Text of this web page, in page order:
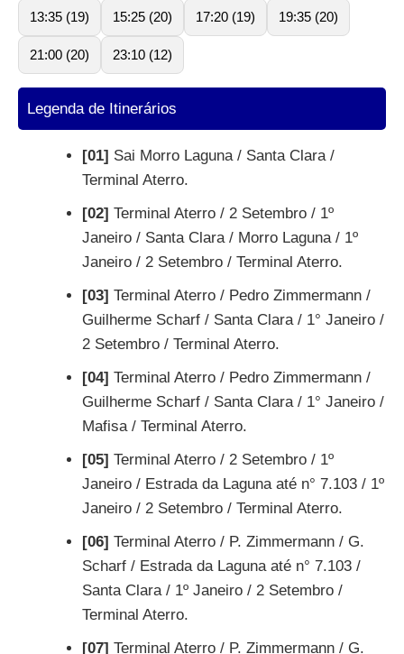
13:35 (19) 15:25 (20) 17:20 (19) 19:35 (20)
21:00 (20) 23:10 (12)
Legenda de Itinerários
[01] Sai Morro Laguna / Santa Clara /
Terminal Aterro.
[02] Terminal Aterro / 2 Setembro / 1º
Janeiro / Santa Clara / Morro Laguna / 1º
Janeiro / 2 Setembro / Terminal Aterro.
[03] Terminal Aterro / Pedro Zimmermann /
Guilherme Scharf / Santa Clara / 1° Janeiro /
2 Setembro / Terminal Aterro.
[04] Terminal Aterro / Pedro Zimmermann /
Guilherme Scharf / Santa Clara / 1° Janeiro /
Mafisa / Terminal Aterro.
[05] Terminal Aterro / 2 Setembro / 1º
Janeiro / Estrada da Laguna até n° 7.103 / 1º
Janeiro / 2 Setembro / Terminal Aterro.
[06] Terminal Aterro / P. Zimmermann / G.
Scharf / Estrada da Laguna até n° 7.103 /
Santa Clara / 1º Janeiro / 2 Setembro /
Terminal Aterro.
[07] Terminal Aterro / P. Zimmermann / G.